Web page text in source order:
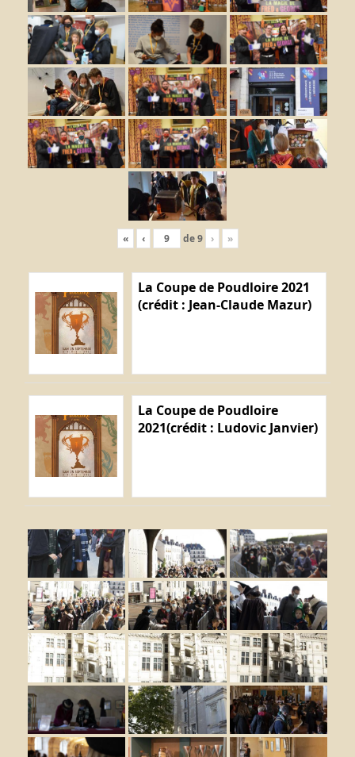
« ‹ de9 › »
La Coupe de Poudloire 2021
(crédit : Jean-Claude Mazur)
La Coupe de Poudloire
2021(crédit : Ludovic Janvier)